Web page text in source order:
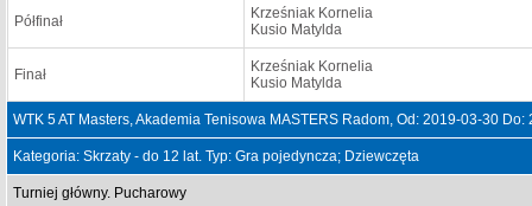
Półfinał
Krześniak Kornelia
Kusio Matylda
Finał
Krześniak Kornelia
Kusio Matylda
WTK 5 AT Masters, Akademia Tenisowa MASTERS Radom, Od: 2019-03-30 Do:
Kategoria: Skrzaty - do 12 lat. Typ: Gra pojedyncza; Dziewczęta
Turniej główny. Pucharowy